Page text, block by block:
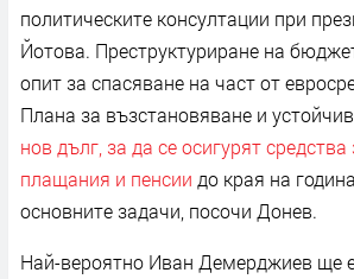
политическите консултации при
Йотова. Преструктуриране на
опит за спасяване на част от
Плана за възстановяване и
нов дълг, за да се осигурят
плащания и пенсии до края на
основните задачи, посочи Донев.
Най-вероятно Иван Демерджиев ще